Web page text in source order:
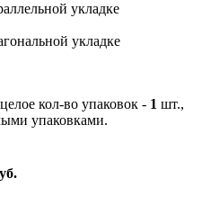
укладке
укладке
кол-во упаковок - 1 шт.,
упаковками.